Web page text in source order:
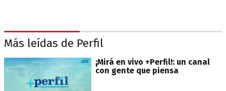
Más leídas de Perfil
¡Mirá en vivo +Perfil!: un canal
con gente que piensa